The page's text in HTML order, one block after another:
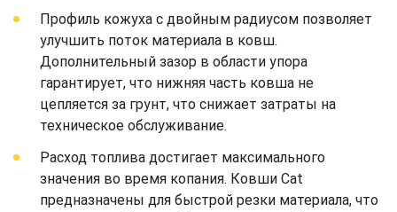
Профиль кожуха с двойным радиусом позволяет
улучшить поток материала в ковш.
Дополнительный зазор в области упора
гарантирует, что нижняя часть ковша не
цепляется за грунт, что снижает затраты на
техническое обслуживание.
Расход топлива достигает максимального
значения во время копания. Ковши Cat
предназначены для быстрой резки материала, что